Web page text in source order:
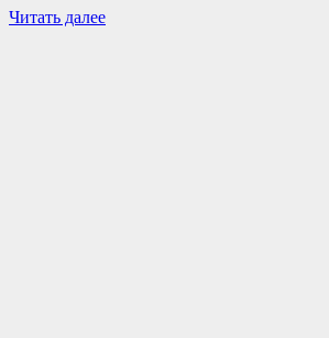
Читать далее